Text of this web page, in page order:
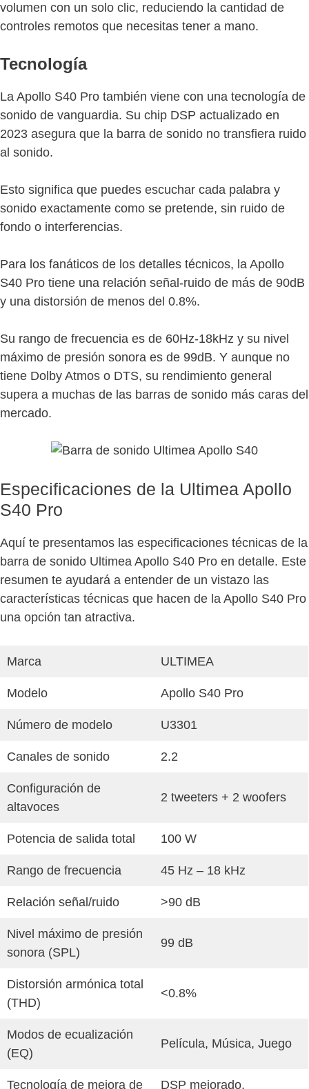
volumen con un solo clic, reduciendo la cantidad de
controles remotos que necesitas tener a mano.
Tecnología
La Apollo S40 Pro también viene con una tecnología de
sonido de vanguardia. Su chip DSP actualizado en
2023 asegura que la barra de sonido no transfiera ruido
al sonido.
Esto significa que puedes escuchar cada palabra y
sonido exactamente como se pretende, sin ruido de
fondo o interferencias.
Para los fanáticos de los detalles técnicos, la Apollo
S40 Pro tiene una relación señal-ruido de más de 90dB
y una distorsión de menos del 0.8%.
Su rango de frecuencia es de 60Hz-18kHz y su nivel
máximo de presión sonora es de 99dB. Y aunque no
tiene Dolby Atmos o DTS, su rendimiento general
supera a muchas de las barras de sonido más caras del
mercado.
Especificaciones de la Ultimea Apollo
S40 Pro
Aquí te presentamos las especificaciones técnicas de la
barra de sonido Ultimea Apollo S40 Pro en detalle. Este
resumen te ayudará a entender de un vistazo las
características técnicas que hacen de la Apollo S40 Pro
una opción tan atractiva.
Marca ULTIMEA
Modelo Apollo S40 Pro
Número de modelo U3301
Canales de sonido 2.2
Configuración de
altavoces
2 tweeters + 2 woofers
Potencia de salida total 100 W
Rango de frecuencia 45 Hz – 18 kHz
Relación señal/ruido >90 dB
Nivel máximo de presión
sonora (SPL)
99 dB
Distorsión armónica total
(THD)
<0.8%
Modos de ecualización
(EQ)
Película, Música, Juego
Tecnología de mejora de DSP mejorado,